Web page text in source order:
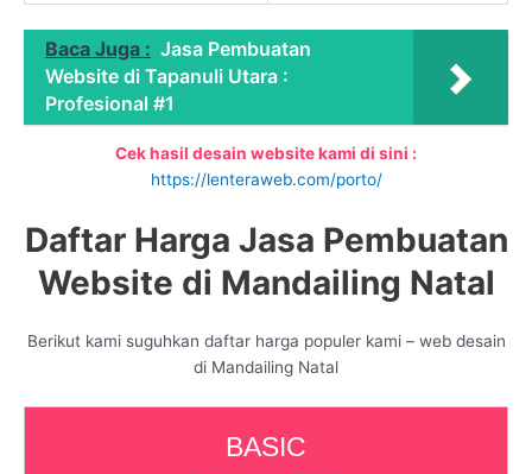
Baca Juga : Jasa Pembuatan
Website di Tapanuli Utara :
Profesional #1
Cek hasil desain website kami di sini :
https://lenteraweb.com/porto/
Daftar Harga Jasa Pembuatan
Website di Mandailing Natal
Berikut kami suguhkan daftar harga populer kami – web desain
di Mandailing Natal
BASIC